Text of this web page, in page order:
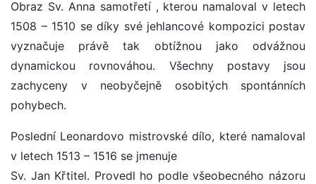
Obraz Sv. Anna samotřetí , kterou namaloval v letech
1508 – 1510 se díky své jehlancové kompozici postav
vyznačuje právě tak obtížnou jako odvážnou
dynamickou rovnováhou. Všechny postavy jsou
zachyceny v neobyčejně osobitých spontánních
pohybech.
Poslední Leonardovo mistrovské dílo, které namaloval
v letech 1513 – 1516 se jmenuje
Sv. Jan Křtitel. Provedl ho podle všeobecného názoru